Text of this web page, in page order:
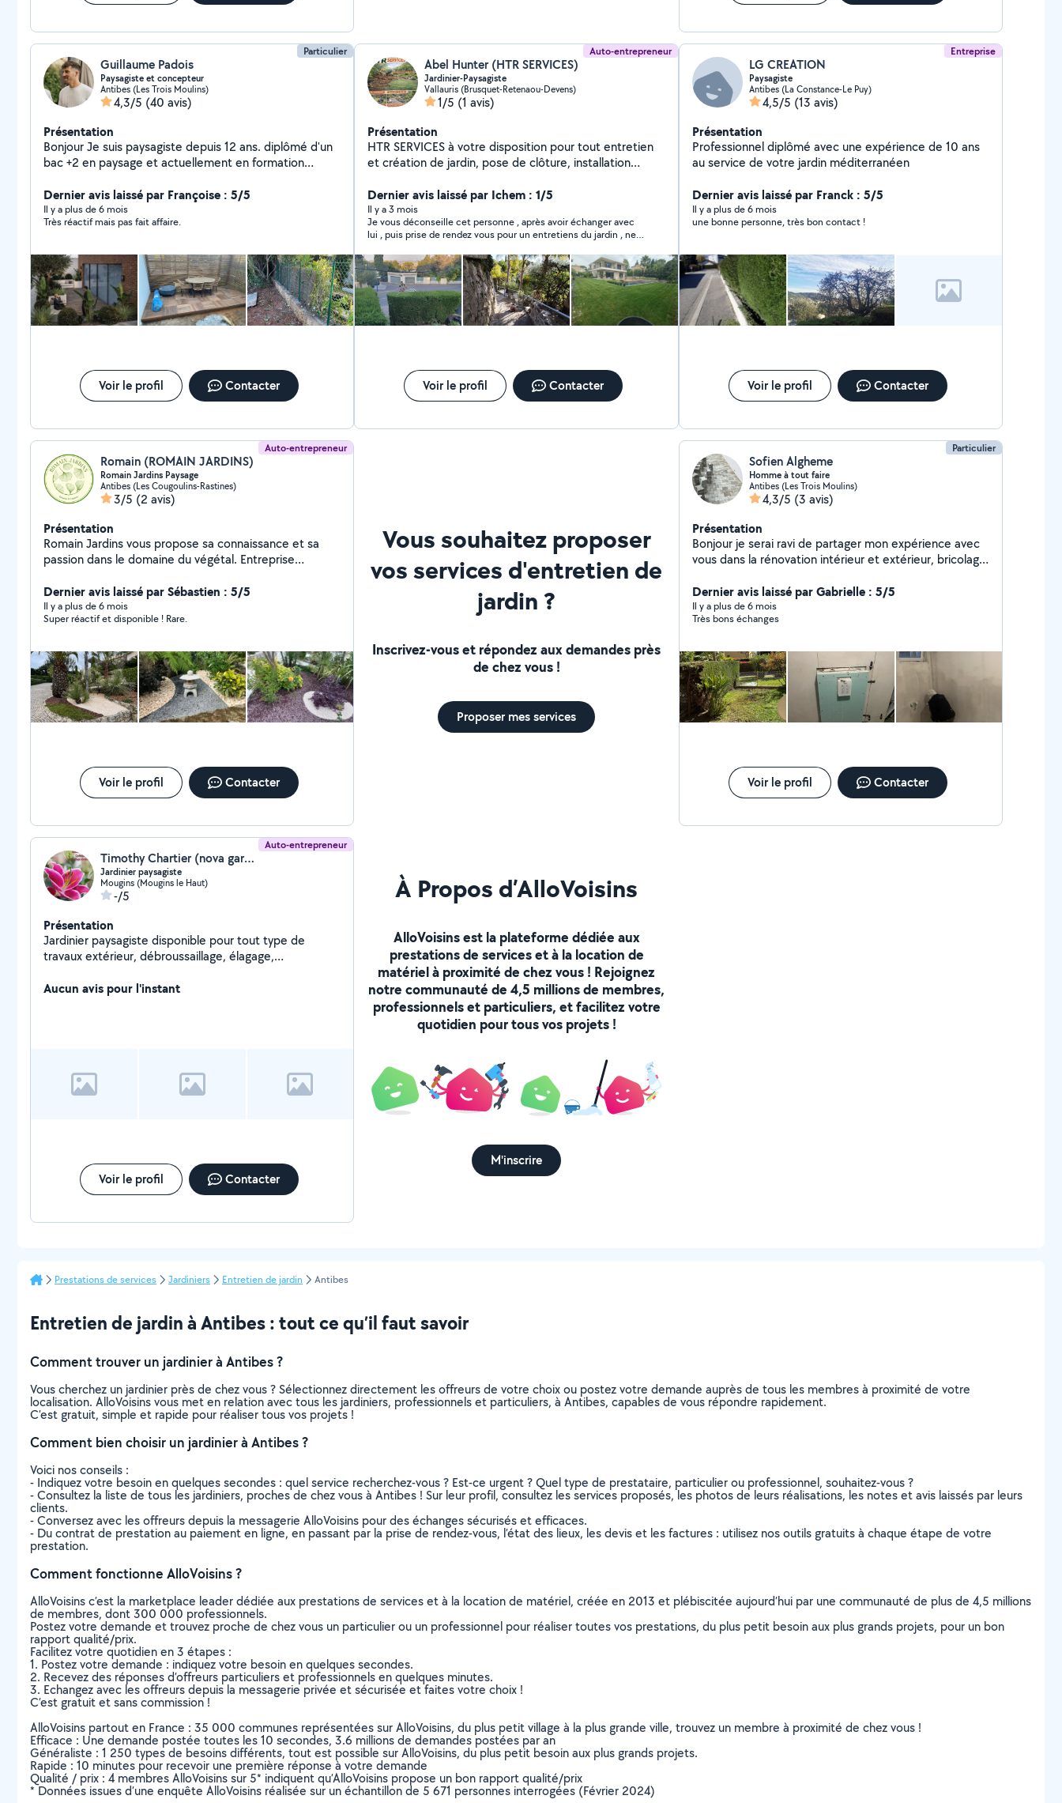
Particulier
Guillaume Padois
Paysagiste et concepteur
Antibes (Les Trois Moulins)
4,3/5 (40 avis)
Présentation
Bonjour Je suis paysagiste depuis 12 ans. diplômé d'un
bac +2 en paysage et actuellement en formation
complet et manuel que ce soit en conception,
création, entretien ou encore montage de meuble en
kit. je suis sérieux, professionnel, ponctuel, soigneux,
Dernier avis laissé par Françoise : 5/5
Il y a plus de 6 mois
Très réactif mais pas fait affaire.
Voir le profil Contacter
Auto-entrepreneur
Abel Hunter (HTR SERVICES)
Jardinier-Paysagiste
Vallauris (Brusquet-Retenaou-Devens)
1/5 (1 avis)
Présentation
HTR SERVICES à votre disposition pour tout entretien
et création de jardin, pose de clôture, installation
Dernier avis laissé par Ichem : 1/5
Il y a 3 mois
Je vous déconseille cet personne , après avoir échanger avec
lui , puis prise de rendez vous pour un entretiens du jardin , ne
journée de travail et tout organiser en fonction pour ce jour .. je
trouve cela inadmissible que des personnes comme ça
peuvent exacercer .. manque de professionnalisme total
Voir le profil Contacter
Entreprise
LG CREATION
Paysagiste
Antibes (La Constance-Le Puy)
4,5/5 (13 avis)
Présentation
Professionnel diplômé avec une expérience de 10 ans
au service de votre jardin méditerranéen
Dernier avis laissé par Franck : 5/5
Il y a plus de 6 mois
une bonne personne, très bon contact !
Voir le profil Contacter
Auto-entrepreneur
Romain (ROMAIN JARDINS)
Romain Jardins Paysage
Antibes (Les Cougoulins-Rastines)
3/5 (2 avis)
Présentation
Romain Jardins vous propose sa connaissance et sa
passion dans le domaine du végétal. Entreprise
arrosage automatique
Dernier avis laissé par Sébastien : 5/5
Il y a plus de 6 mois
Super réactif et disponible ! Rare.
Voir le profil Contacter
Vous souhaitez proposer
vos services d'entretien de
jardin ?
Inscrivez-vous et répondez aux demandes près
de chez vous !
Proposer mes services
Particulier
Sofien Algheme
Homme à tout faire
Antibes (Les Trois Moulins)
4,3/5 (3 avis)
Présentation
Bonjour je serai ravi de partager mon expérience avec
vous dans la rénovation intérieur et extérieur, bricolage
Dernier avis laissé par Gabrielle : 5/5
Il y a plus de 6 mois
Très bons échanges
Voir le profil Contacter
Auto-entrepreneur
Timothy Chartier (nova garden)
Jardinier paysagiste
Mougins (Mougins le Haut)
-/5
Présentation
Jardinier paysagiste disponible pour tout type de
travaux extérieur, débroussaillage, élagage,
bricolage extérieur.
Aucun avis pour l'instant
Voir le profil Contacter
À Propos d’AlloVoisins
AlloVoisins est la plateforme dédiée aux
prestations de services et à la location de
matériel à proximité de chez vous ! Rejoignez
notre communauté de 4,5 millions de membres,
professionnels et particuliers, et facilitez votre
quotidien pour tous vos projets !
M'inscrire
Prestations de services Jardiniers Entretien de jardin Antibes
Entretien de jardin à Antibes : tout ce qu’il faut savoir
Comment trouver un jardinier à Antibes ?
Vous cherchez un jardinier près de chez vous ? Sélectionnez directement les offreurs de votre choix ou postez votre demande auprès de tous les membres à proximité de votre
localisation. AlloVoisins vous met en relation avec tous les jardiniers, professionnels et particuliers, à Antibes, capables de vous répondre rapidement.
C’est gratuit, simple et rapide pour réaliser tous vos projets !
Comment bien choisir un jardinier à Antibes ?
Voici nos conseils :
- Indiquez votre besoin en quelques secondes : quel service recherchez-vous ? Est-ce urgent ? Quel type de prestataire, particulier ou professionnel, souhaitez-vous ?
- Consultez la liste de tous les jardiniers, proches de chez vous à Antibes ! Sur leur profil, consultez les services proposés, les photos de leurs réalisations, les notes et avis laissés par leurs
clients.
- Conversez avec les offreurs depuis la messagerie AlloVoisins pour des échanges sécurisés et efficaces.
- Du contrat de prestation au paiement en ligne, en passant par la prise de rendez-vous, l’état des lieux, les devis et les factures : utilisez nos outils gratuits à chaque étape de votre
prestation.
Comment fonctionne AlloVoisins ?
AlloVoisins c’est la marketplace leader dédiée aux prestations de services et à la location de matériel, créée en 2013 et plébiscitée aujourd’hui par une communauté de plus de 4,5 millions
de membres, dont 300 000 professionnels.
Postez votre demande et trouvez proche de chez vous un particulier ou un professionnel pour réaliser toutes vos prestations, du plus petit besoin aux plus grands projets, pour un bon
rapport qualité/prix.
Facilitez votre quotidien en 3 étapes :
1. Postez votre demande : indiquez votre besoin en quelques secondes.
2. Recevez des réponses d’offreurs particuliers et professionnels en quelques minutes.
3. Echangez avec les offreurs depuis la messagerie privée et sécurisée et faites votre choix !
C’est gratuit et sans commission !
AlloVoisins partout en France : 35 000 communes représentées sur AlloVoisins, du plus petit village à la plus grande ville, trouvez un membre à proximité de chez vous !
Efficace : Une demande postée toutes les 10 secondes, 3.6 millions de demandes postées par an
Généraliste : 1 250 types de besoins différents, tout est possible sur AlloVoisins, du plus petit besoin aux plus grands projets.
Rapide : 10 minutes pour recevoir une première réponse à votre demande
Qualité / prix : 4 membres AlloVoisins sur 5* indiquent qu’AlloVoisins propose un bon rapport qualité/prix
* Données issues d’une enquête AlloVoisins réalisée sur un échantillon de 5 671 personnes interrogées (Février 2024)